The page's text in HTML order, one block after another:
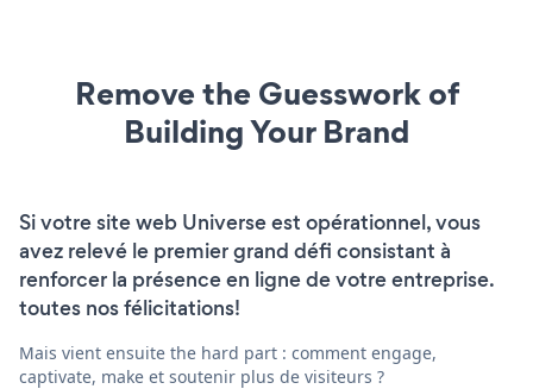
Remove the Guesswork of
Building Your Brand
Si votre site web Universe est opérationnel, vous
avez relevé le premier grand défi consistant à
renforcer la présence en ligne de votre entreprise.
toutes nos félicitations!
Mais vient ensuite the hard part : comment engage,
captivate, make et soutenir plus de visiteurs ?